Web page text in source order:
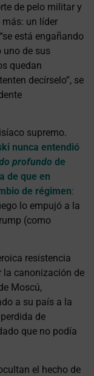
de pelo militar y
un líder
está engañando
uno de sus
quedan
decírselo”, se
supremo.
nunca entendió
profundo de
de que en
de régimen:
lo empujó a la
(como
resistencia
la canonización de
Moscú,
a su país a la
de
que no podía
el hecho de